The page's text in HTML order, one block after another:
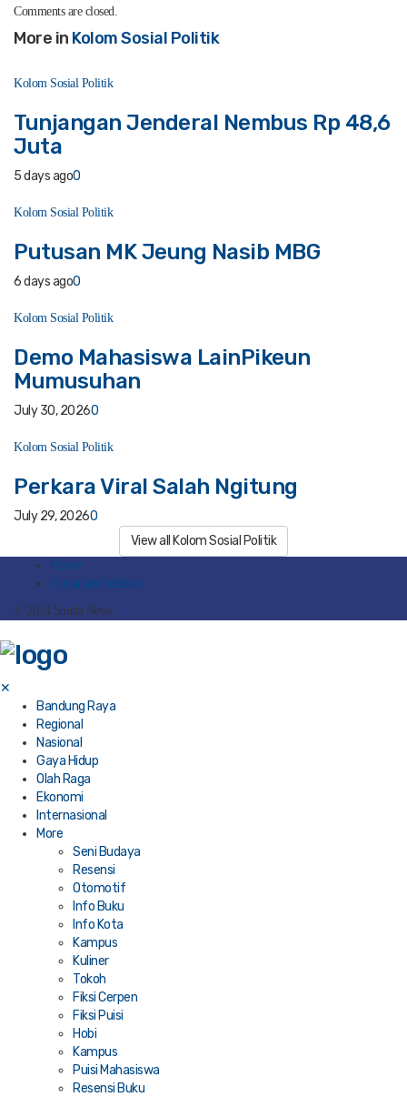
Comments are closed.
More in Kolom Sosial Politik
Kolom Sosial Politik
Tunjangan Jenderal Nembus Rp 48,6
Juta
5 days ago0
Kolom Sosial Politik
Putusan MK Jeung Nasib MBG
6 days ago0
Kolom Sosial Politik
Demo Mahasiswa LainPikeun
Mumusuhan
July 30, 20260
Kolom Sosial Politik
Perkara Viral Salah Ngitung
July 29, 20260
View all Kolom Sosial Politik
Home
Susunan Redaksi
© 2024 Sunda News
✕
Bandung Raya
Regional
Nasional
Gaya Hidup
Olah Raga
Ekonomi
Internasional
More
Seni Budaya
Resensi
Otomotif
Info Buku
Info Kota
Kampus
Kuliner
Tokoh
Fiksi Cerpen
Fiksi Puisi
Hobi
Kampus
Puisi Mahasiswa
Resensi Buku